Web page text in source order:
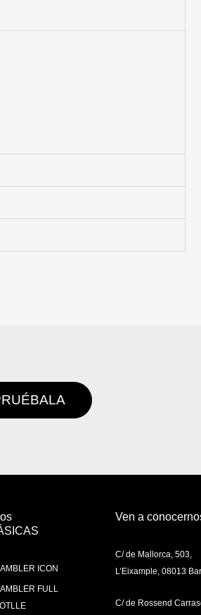
ICON
FULL
Ven a
C/ de Mallorca, 503,
L’Eixample, 08013
C/ de Rossend